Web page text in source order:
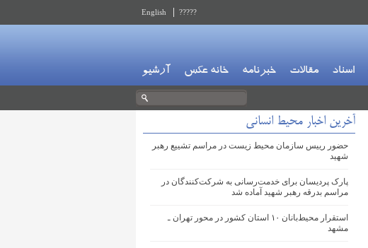
?????
English
اسناد مقالات خبرنامه خانه عکس آرشیو
آخرین اخبار محیط انسانی
حضور رییس سازمان محیط‌ زیست در مراسم تشییع رهبر
شهید
پارک پردیسان برای خدمت‌رسانی به شرکت‌کنندگان در
مراسم بدرقه رهبر شهید آماده شد
استقرار محیط‌بانان ۱۰ استان کشور در محور تهران ـ
مشهد